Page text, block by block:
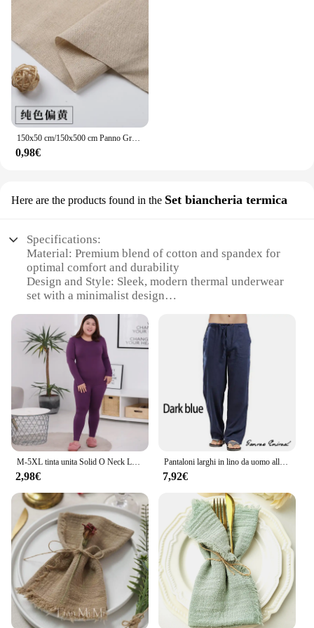
150x50 cm/150x500 cm Panno Grezzo di Cotone Tessuto di Lino Greige Per Cucire Scrims Patchwork FAI DA TE Fatti A Mano Da Mezzo Metro TJ20577
0,98€
Here are the products found in the Set biancheria termica
Specifications:
Material: Premium blend of cotton and spandex for
optimal comfort and durability
Design and Style: Sleek, modern thermal underwear
set with a minimalist design
conditions, providing warmth and insulation
Performance and Property: Retains body heat, wicks
away moisture, and offers UV protection
Shape or Size or Weight or Quantity: Available in a
range of sizes to fit a variety of body types
Parts and Accessories: Includes a top and bottom set
for a complete thermal wear solution
Features:
|Wholesale|
**Unmatched Comfort and Warmth**
Step into the realm of unparalleled comfort with our
biancheria intima taglie forti set, designed to cater
to the needs of those who value both style and
functionality. The premium blend of cotton and
spandex ensures a soft, stretchable fit that moves
with you, while the thermal properties maintain
your body heat, keeping you snug in the coldest of
climates. Whether you're engaging in outdoor
activities or simply braving the chill of winter, this
set is your reliable companion against the cold.
M-5XL tinta unita Solid O Neck Long Johns Thermal Set elastico delicato sulla pelle confortevole biancheria intima da donna per mantenere il caldo
2,98€
Pantaloni larghi in lino da uomo alla moda Pantaloni coreani Sport oversize Streetwear Pantaloni da yoga primaverili maschili Abbigliamento casual da uomo Pantaloni sportivi
7,92€